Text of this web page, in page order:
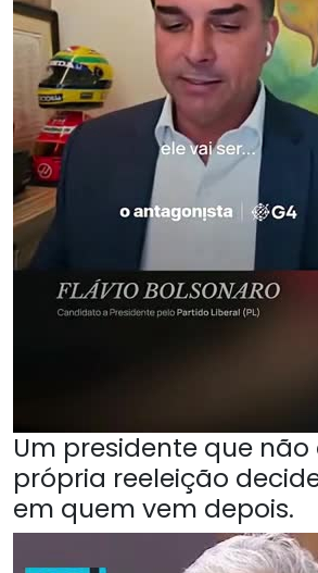
Um presidente que
própria reeleição
em quem vem depois.